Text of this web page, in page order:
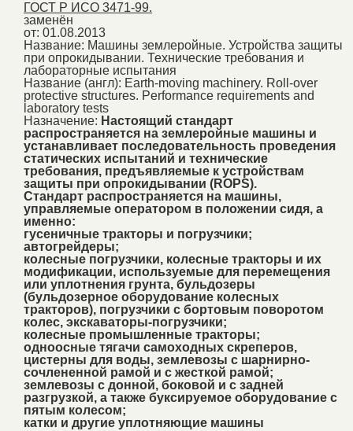
ГОСТ Р ИСО 3471-99.
заменён
от: 01.08.2013
Название: Машины землеройные. Устройства защиты
при опрокидывании. Технические требования и
лабораторные испытания
Название (англ): Earth-moving machinery. Roll-over
protective structures. Performance requirements and
laboratory tests
Назначение: Настоящий стандарт
распространяется на землеройные машины и
устанавливает последовательность проведения
статических испытаний и технические
требования, предъявляемые к устройствам
защиты при опрокидывании (ROPS).
Стандарт распространяется на машины,
управляемые оператором в положении сидя, а
именно:
гусеничные тракторы и погрузчики;
автогрейдеры;
колесные погрузчики, колесные тракторы и их
модификации, используемые для перемещения
или уплотнения грунта, бульдозеры
(бульдозерное оборудование колесных
тракторов), погрузчики с бортовым поворотом
колес, экскаваторы-погрузчики;
колесные промышленные тракторы;
одноосные тягачи самоходных скреперов,
цистерны для воды, землевозы с шарнирно-
сочлененной рамой и с жесткой рамой;
землевозы с донной, боковой и с задней
разгрузкой, а также буксируемое оборудование с
пятым колесом;
катки и другие уплотняющие машины